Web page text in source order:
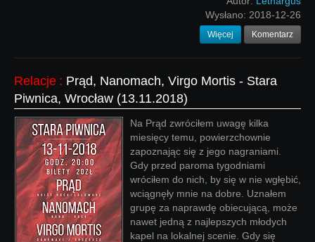
Wysłano: 2018-12-26
Więcej Komentarz
Relacje : Prąd, Nanomach, Virgo Mortis - Stara
Piwnica, Wrocław (13.11.2018)
Na Prąd zwróciłem uwagę kilka
miesięcy temu, powierzchownie
zapoznając się z jego nagraniami.
Gdy przed paroma tygodniami
wróciłem do nich, by się w nie wgłębić,
wciągnęły mnie na dobre. Uznałem
grupę za naprawdę obiecującą, może
nawet jedną z najlepszych młodych
kapel na lokalnej scenie. Gdy się